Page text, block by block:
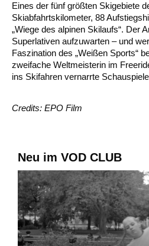
Eines der fünf größten Skigebiete
Skiabfahrtskilometer, 88
„Wiege des alpinen Skilaufs“. Der
Superlativen aufzuwarten – und
Faszination des „Weißen Sports“
zweifache Weltmeisterin im
ins Skifahren vernarrte
Credits: EPO Film
Neu im VOD CLUB